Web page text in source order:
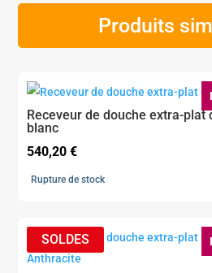
Produits
Receveur de douche extra-plat
blanc
540,20€
Rupture de stock